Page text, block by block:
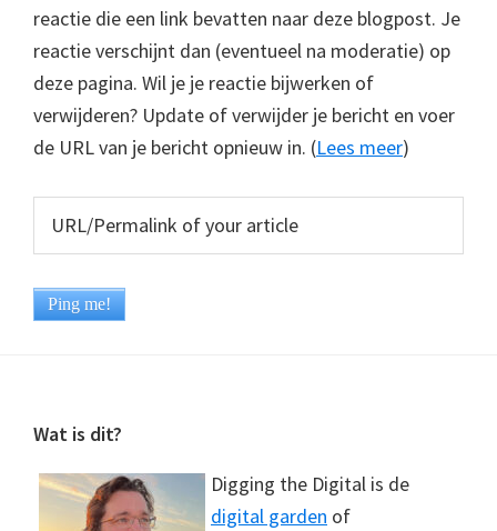
reactie die een link bevatten naar deze blogpost. Je
reactie verschijnt dan (eventueel na moderatie) op
deze pagina. Wil je je reactie bijwerken of
verwijderen? Update of verwijder je bericht en voer
de URL van je bericht opnieuw in. (Lees meer)
Footer
Wat is dit?
Digging the Digital is de
digital garden of